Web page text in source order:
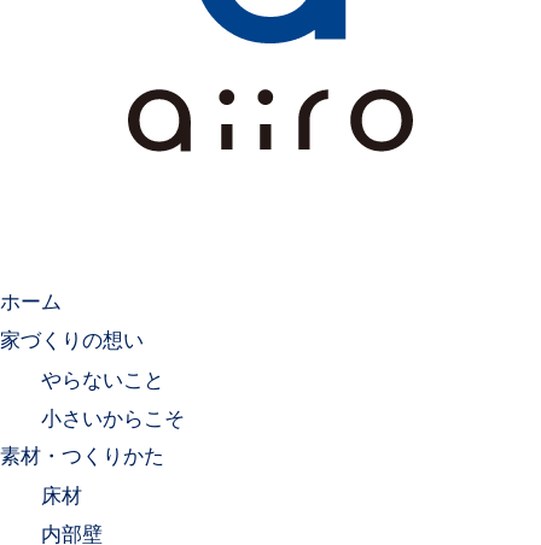
ホーム
家づくりの想い
やらないこと
小さいからこそ
素材・つくりかた
床材
内部壁